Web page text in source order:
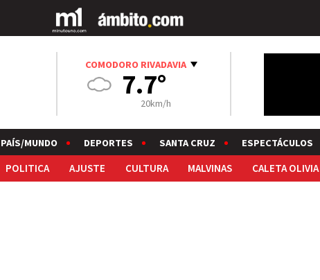
COMODORO RIVADAVIA
7.7°
20km/h
PAÍS/MUNDO DEPORTES SANTA CRUZ ESPECTÁCULOS
POLITICA AJUSTE CULTURA MALVINAS CALETA OLIVIA